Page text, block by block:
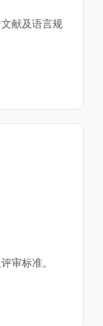
献及语言规
审标准。